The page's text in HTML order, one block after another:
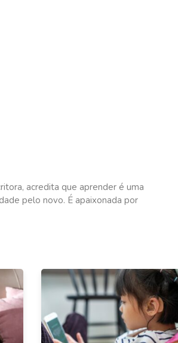
acredita que aprender é uma
pelo novo. É apaixonada por